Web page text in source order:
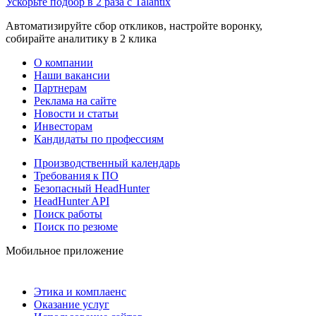
Автоматизируйте сбор откликов, настройте воронку,
собирайте аналитику в 2 клика
О компании
Наши вакансии
Партнерам
Реклама на сайте
Новости и статьи
Инвесторам
Кандидаты по профессиям
Производственный календарь
Требования к ПО
Безопасный HeadHunter
HeadHunter API
Поиск работы
Поиск по резюме
Мобильное приложение
Этика и комплаенс
Оказание услуг